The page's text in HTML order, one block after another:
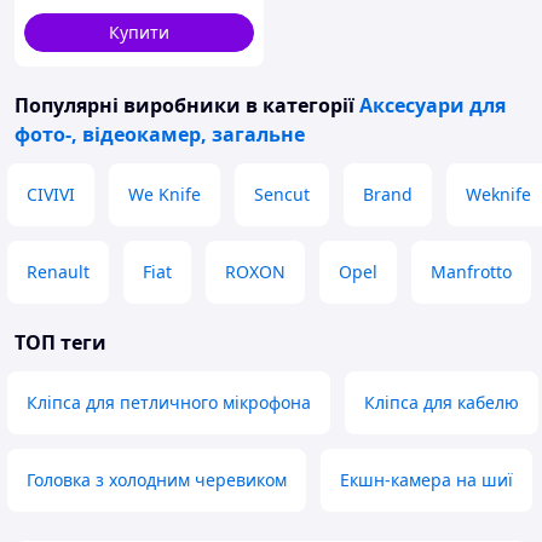
Купити
Популярні виробники в категоріїАксесуари для
фото-, відеокамер, загальне
CIVIVI We Knife Sencut Brand Weknife
Renault Fiat ROXON Opel Manfrotto
ТОП теги
Кліпса для петличного мікрофона Кліпса для кабелю
Головка з холодним черевиком Екшн-камера на шиї